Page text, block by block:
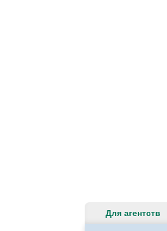
Для агентств